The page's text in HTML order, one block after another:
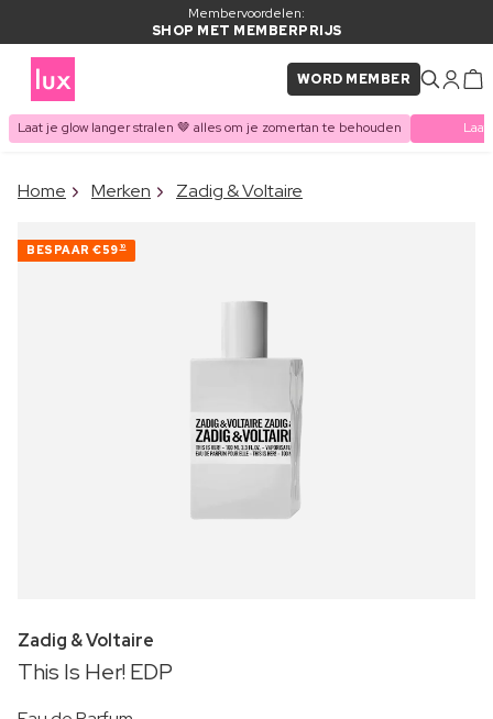
Membervoordelen:
SHOP MET MEMBERPRIJS
WORD MEMBER
Laat je glow langer stralen 🤎 alles om je zomertan te behouden
ITEM TOEGEVOEGD AAN
Vaak samen gekocht met
Home Merken Zadig & Voltaire
BESPAAR €59 10
Zadig & Voltaire
This Is Her! EDP